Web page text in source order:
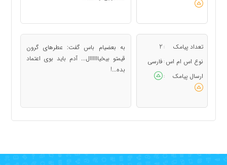
تعداد پیامک :
2
نوع اس ام اس : فارسی
ارسال پیامک
:
به بعضیام باس گفت: عطرهای گرون
قیمتو بیخیاااااال... آدم باید بوی اعتماد
بده...!